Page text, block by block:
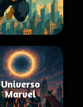
Universo
Marvel